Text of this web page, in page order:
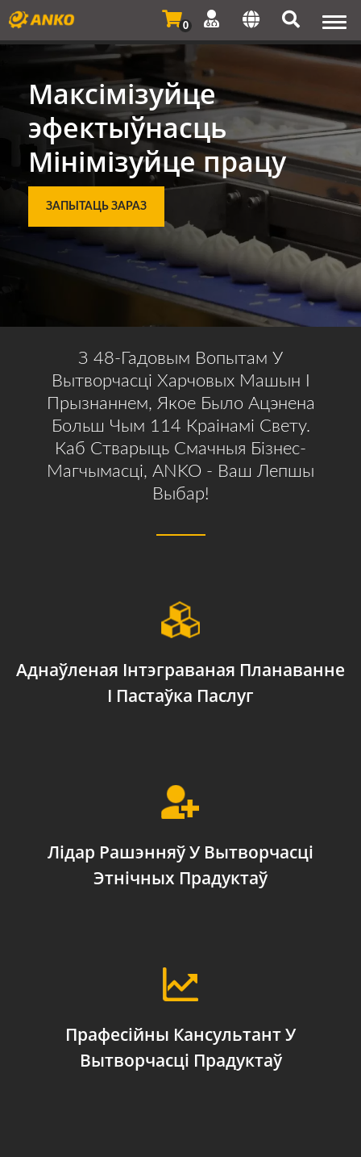
0
Максімізуйце
эфектыўнасць
Мінімізуйце працу
ЗАПЫТАЦЬ ЗАРАЗ
З 48-Гадовым Вопытам У
Вытворчасці Харчовых Машын І
Прызнаннем, Якое Было Ацэнена
Больш Чым 114 Краінамі Свету.
Каб Стварыць Смачныя Бізнес-
Магчымасці, ANKO - Ваш Лепшы
Выбар!
Аднаўленая Інтэграваная Планаванне
І Пастаўка Паслуг
Лідар Рашэнняў У Вытворчасці
Этнічных Прадуктаў
Прафесійны Кансультант У
Вытворчасці Прадуктаў